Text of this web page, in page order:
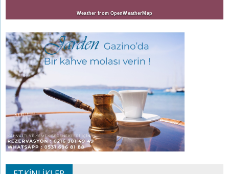
Weather from OpenWeatherMap